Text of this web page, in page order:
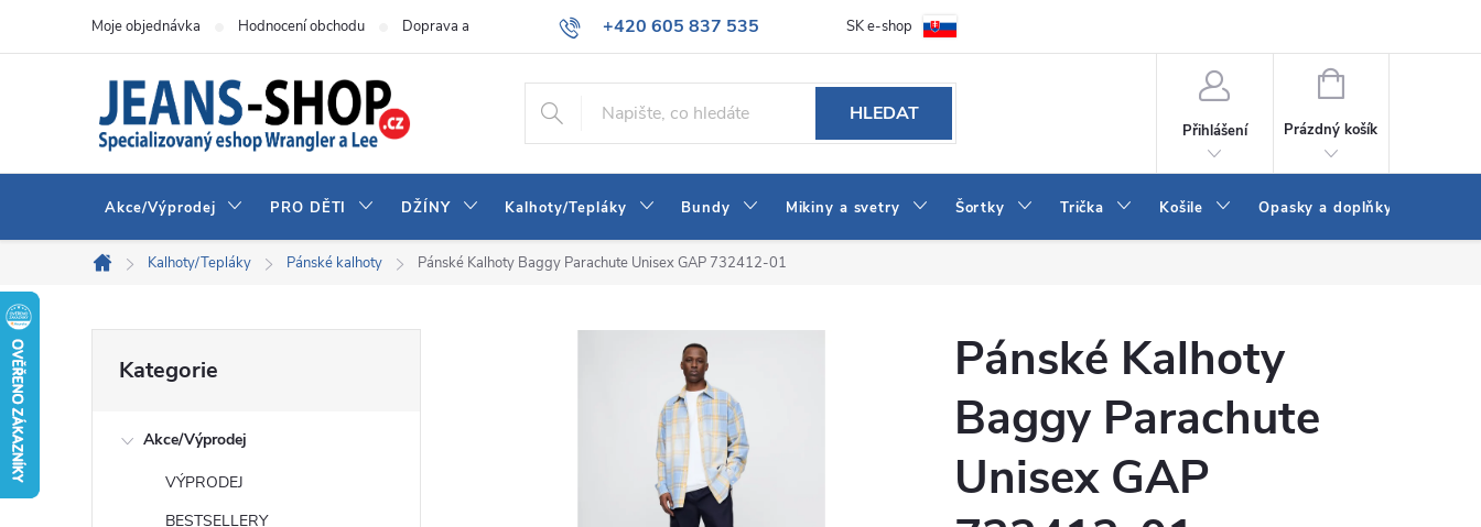
+420 605 837 535
info@jeans-shop.cz
Moje objednávka Hodnocení obchodu Doprava a platba Obchodní podmínky Naše prodejna Blog Kontakt
SK e-shop
HLEDAT
Přihlášení
NÁKUPNÍ
Prázdný košík
Akce/Výprodej PRO DĚTI DŽÍNY Kalhoty/Tepláky Bundy Mikiny a svetry Šortky Trička Košile Opasky a doplňky
Domů
Kalhoty/Tepláky Pánské kalhoty Pánské Kalhoty Baggy Parachute Unisex GAP 732412-01
kategorie
Kategorie
Akce/Výprodej
VÝPRODEJ
BESTSELLERY
Pánské Kalhoty
Baggy Parachute
Unisex GAP